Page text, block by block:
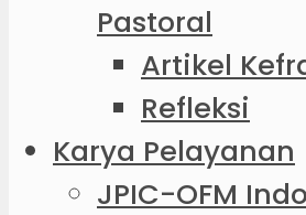
Pastoral
Artikel
Refleksi
Karya Pelayanan
JPIC-OFM